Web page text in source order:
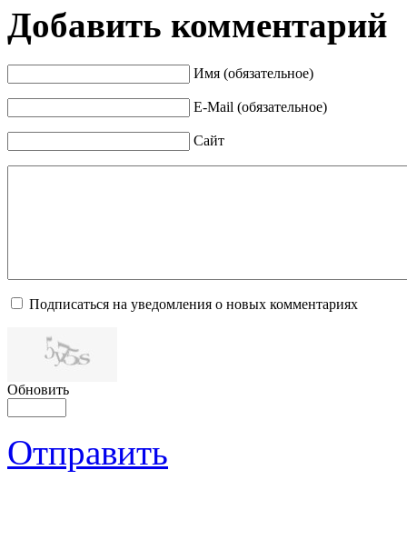
Добавить комментарий
Имя (обязательное)
E-Mail (обязательное)
Сайт
Подписаться на уведомления о новых комментариях
Обновить
Отправить